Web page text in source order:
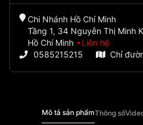
Chi Nhánh Hồ Chí Minh
Tầng 1, 34 Nguyễn Thị Minh
Hồ Chí Minh
Liên hệ
0585215215
Chỉ
Mô tả sản phẩmThông số